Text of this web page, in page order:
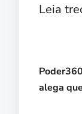
Leia
alega